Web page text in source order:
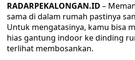
RADARPEKALONGAN.ID –
sama di dalam rumah pastinya
Untuk mengatasinya, kamu bisa
hias gantung indoor ke dinding
terlihat membosankan.